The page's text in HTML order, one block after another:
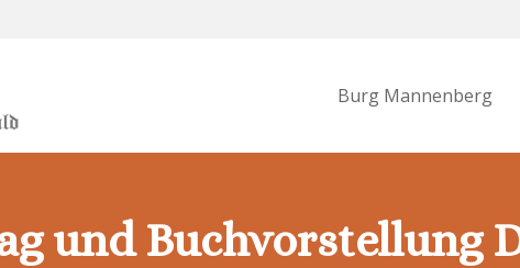
Burg Mannenberg
und Buchvorstellung